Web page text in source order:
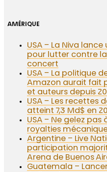
AMÉRIQUE
USA – La Niva
pour lutter contre
concert
USA – La politique
Amazon aurait fait
et auteurs depuis
USA – Les recettes
atteint 7,3 Md$ en
USA – Ne gelez
royalties
Argentine – Live
participation
Arena de Buenos
Guatemala –